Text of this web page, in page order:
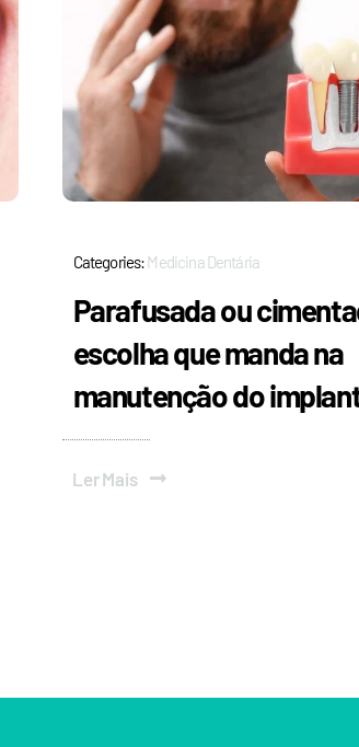
Categories:Medicina Dentária
Parafusada ou
escolha que manda na
manutenção do
Ler Mais